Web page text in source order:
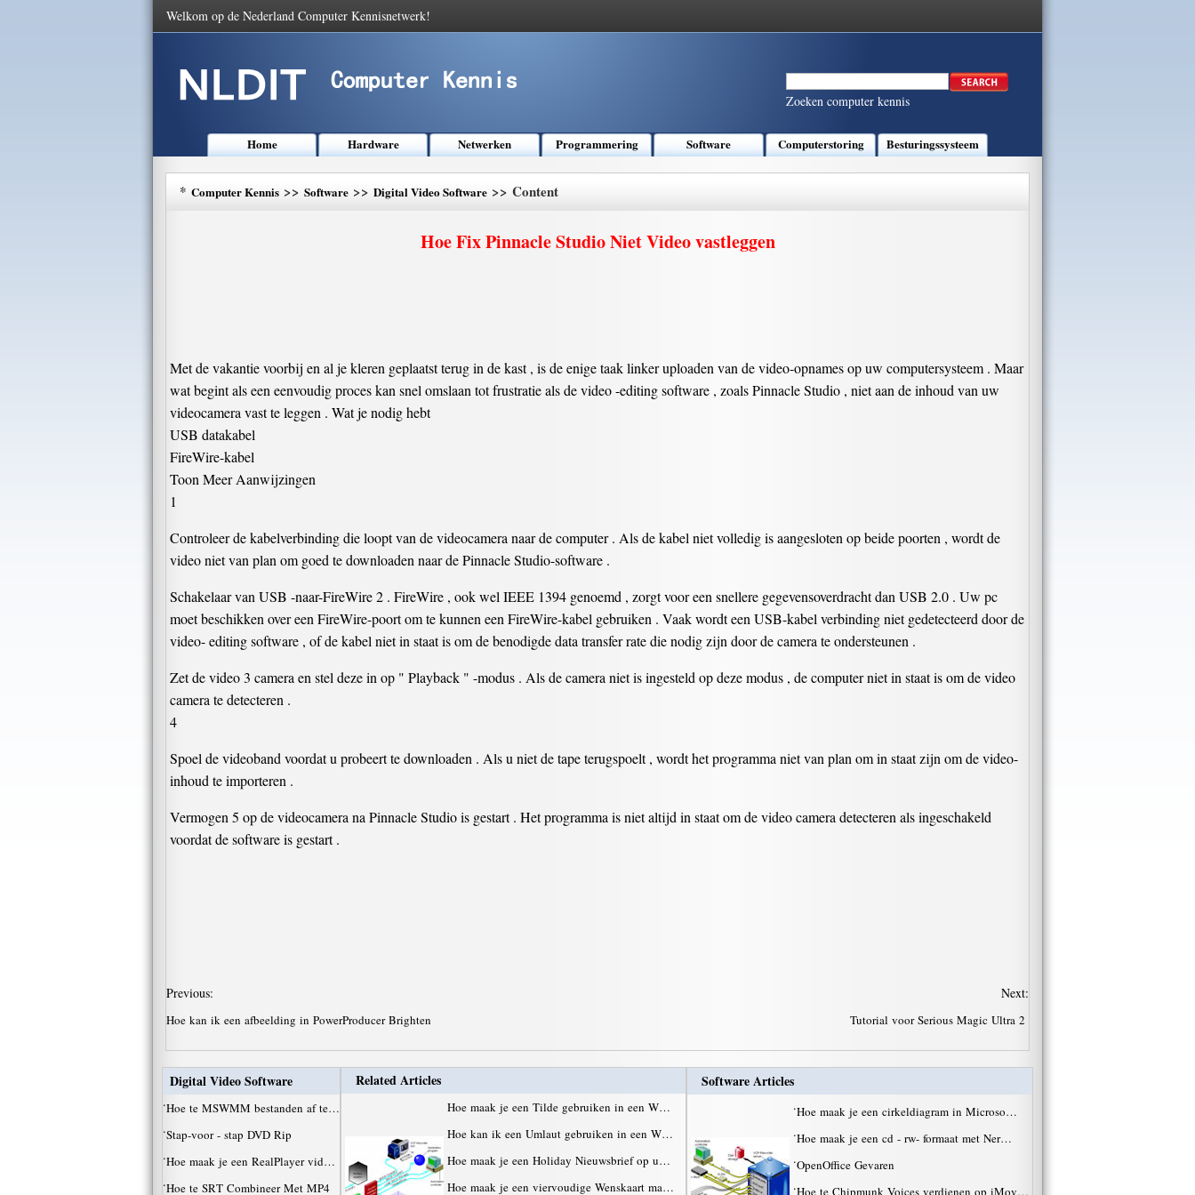
Welkom op de Nederland Computer Kennisnetwerk!
Zoeken computer kennis
Home Hardware Netwerken Programmering Software Computerstoring Besturingssysteem
* Computer Kennis >> Software >> Digital Video Software >> Content
Hoe Fix Pinnacle Studio Niet Video vastleggen
Met de vakantie voorbij en al je kleren geplaatst terug in de kast , is de enige taak linker uploaden van de video-opnames op uw computersysteem . Maar
wat begint als een eenvoudig proces kan snel omslaan tot frustratie als de video -editing software , zoals Pinnacle Studio , niet aan de inhoud van uw
videocamera vast te leggen . Wat je nodig hebt
USB datakabel
FireWire-kabel
Toon Meer Aanwijzingen
1
Controleer de kabelverbinding die loopt van de videocamera naar de computer . Als de kabel niet volledig is aangesloten op beide poorten , wordt de
video niet van plan om goed te downloaden naar de Pinnacle Studio-software .
Schakelaar van USB -naar-FireWire 2 . FireWire , ook wel IEEE 1394 genoemd , zorgt voor een snellere gegevensoverdracht dan USB 2.0 . Uw pc
moet beschikken over een FireWire-poort om te kunnen een FireWire-kabel gebruiken . Vaak wordt een USB-kabel verbinding niet gedetecteerd door de
video- editing software , of de kabel niet in staat is om de benodigde data transfer rate die nodig zijn door de camera te ondersteunen .
Zet de video 3 camera en stel deze in op " Playback " -modus . Als de camera niet is ingesteld op deze modus , de computer niet in staat is om de video
camera te detecteren .
4
Spoel de videoband voordat u probeert te downloaden . Als u niet de tape terugspoelt , wordt het programma niet van plan om in staat zijn om de video-
inhoud te importeren .
Vermogen 5 op de videocamera na Pinnacle Studio is gestart . Het programma is niet altijd in staat om de video camera detecteren als ingeschakeld
voordat de software is gestart .
Previous:
Hoe kan ik een afbeelding in PowerProducer Brighten
Next:
Tutorial voor Serious Magic Ultra 2
Digital Video Software
·Hoe te MSWMM bestanden af ​​te…
·Stap-voor - stap DVD Rip
·Hoe maak je een RealPlayer vid…
·Hoe te SRT Combineer Met MP4
Related Articles
Hoe maak je een Tilde gebruiken in een W…
Hoe kan ik een Umlaut gebruiken in een W…
Hoe maak je een Holiday Nieuwsbrief op u…
Hoe maak je een viervoudige Wenskaart ma…
Software Articles
·Hoe maak je een cirkeldiagram in Microso…
·Hoe maak je een cd - rw- formaat met Ner…
·OpenOffice Gevaren
·Hoe te Chipmunk Voices verdienen op iMov…